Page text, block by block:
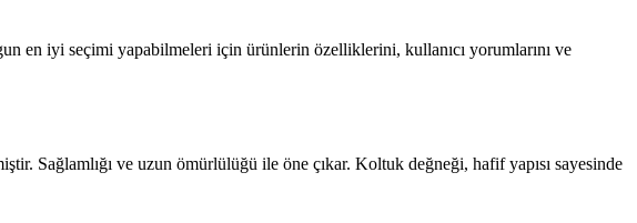
en iyi seçimi yapabilmeleri için ürünlerin özelliklerini, kullanıcı yorumlarını ve
Sağlamlığı ve uzun ömürlülüğü ile öne çıkar. Koltuk değneği, hafif yapısı sayesinde